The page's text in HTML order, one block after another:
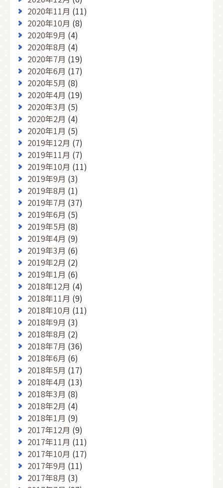
2020年11月 (11)
2020年10月 (8)
2020年9月 (4)
2020年8月 (4)
2020年7月 (19)
2020年6月 (17)
2020年5月 (8)
2020年4月 (19)
2020年3月 (5)
2020年2月 (4)
2020年1月 (5)
2019年12月 (7)
2019年11月 (7)
2019年10月 (11)
2019年9月 (3)
2019年8月 (1)
2019年7月 (37)
2019年6月 (5)
2019年5月 (8)
2019年4月 (9)
2019年3月 (6)
2019年2月 (2)
2019年1月 (6)
2018年12月 (4)
2018年11月 (9)
2018年10月 (11)
2018年9月 (3)
2018年8月 (2)
2018年7月 (36)
2018年6月 (6)
2018年5月 (17)
2018年4月 (13)
2018年3月 (8)
2018年2月 (4)
2018年1月 (9)
2017年12月 (9)
2017年11月 (11)
2017年10月 (17)
2017年9月 (11)
2017年8月 (3)